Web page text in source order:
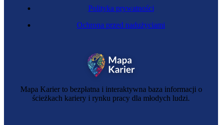
Mapa Karier to bezpłatna i interaktywna baza informacji o
ścieżkach kariery i rynku pracy dla młodych ludzi.
Polityka prywatności
Ochrona przed nadużyciami